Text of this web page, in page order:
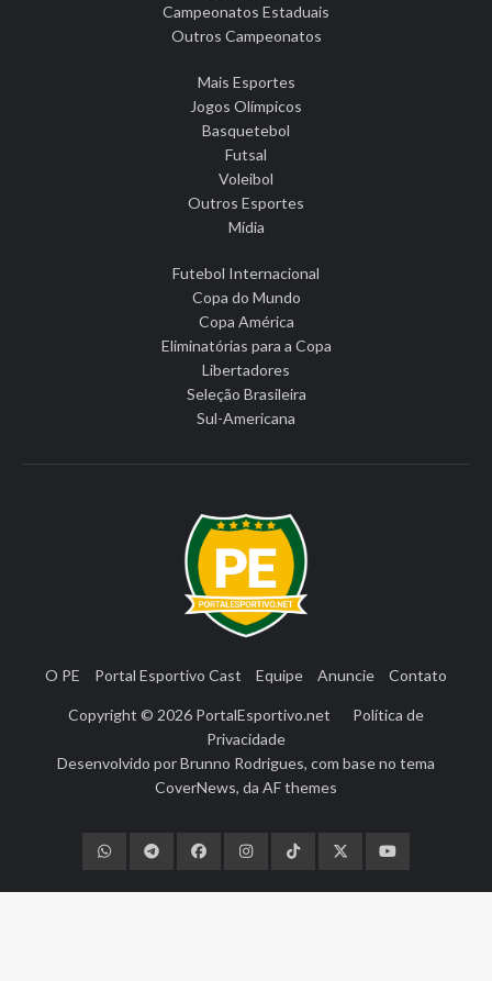
Campeonatos Estaduais
Outros Campeonatos
Mais Esportes
Jogos Olímpicos
Basquetebol
Futsal
Voleibol
Outros Esportes
Mídia
Futebol Internacional
Copa do Mundo
Copa América
Eliminatórias para a Copa
Libertadores
Seleção Brasileira
Sul-Americana
O PE Portal Esportivo Cast Equipe Anuncie Contato
Copyright © 2026 PortalEsportivo.net
Política de
Privacidade
Desenvolvido porBrunno Rodrigues, com base no tema
CoverNews, da AF themes